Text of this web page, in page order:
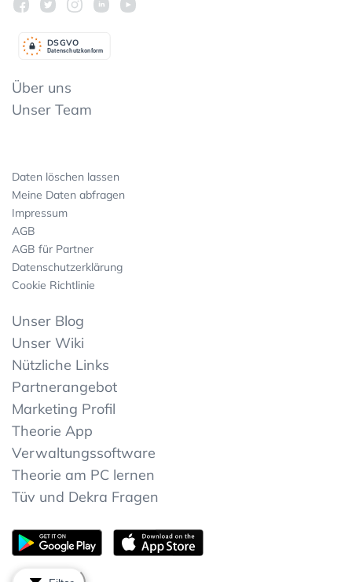
Datenschutzkonform
DSGVO
Über uns
Unser Team
Daten löschen lassen
Meine Daten abfragen
Impressum
AGB
AGB für Partner
Datenschutzerklärung
Cookie Richtlinie
Unser Blog
Unser Wiki
Nützliche Links
Partnerangebot
Marketing Profil
Theorie App
Verwaltungssoftware
Theorie am PC lernen
Tüv und Dekra Fragen